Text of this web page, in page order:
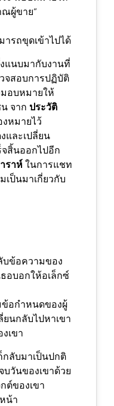
ณผู้ขาย”
ารถขุดเข้าไปได้
แนบมากับงานที่
จสอบการปฏิบัติ
อบหมายให้
จาก ประวัติ
งหมายไว้
และเปลี่ยน
จสิ้นออกไปอีก
ราห์ในการแชท
เป็นมาเกี่ยวกับ
บข้อความของ
อบอกให้อเล็กซ์
ข้อกำหนดของผู้
ยนกลับไปหาเขา
เขา
กลับมาเป็นปกติ
วันของเขาด้วย
ต์ของเขา
น้า